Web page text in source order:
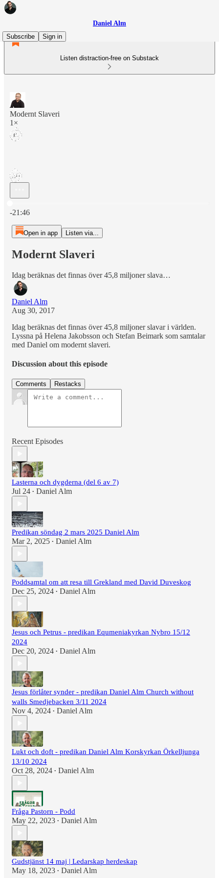
Daniel Alm
Subscribe
Sign in
Listen distraction-free on Substack
Modernt Slaveri
1×
-21:46
Open in app Listen via...
Modernt Slaveri
Idag beräknas det finnas över 45,8 miljoner slava…
Daniel Alm
Aug 30, 2017
Idag beräknas det finnas över 45,8 miljoner slavar i världen.
Lyssna på Helena Jakobsson och Stefan Beimark som samtalar
med Daniel om modernt slaveri.
Discussion about this episode
Comments Restacks
Recent Episodes
Lasterna och dygderna (del 6 av 7)
Jul 24 • Daniel Alm
Predikan söndag 2 mars 2025 Daniel Alm
Mar 2, 2025 • Daniel Alm
Poddsamtal om att resa till Grekland med David Duveskog
Dec 25, 2024 • Daniel Alm
Jesus och Petrus - predikan Equmeniakyrkan Nybro 15/12
2024
Dec 20, 2024 • Daniel Alm
Jesus förlåter synder - predikan Daniel Alm Church without
walls Smedjebacken 3/11 2024
Nov 4, 2024 • Daniel Alm
Lukt och doft - predikan Daniel Alm Korskyrkan Örkelljunga
13/10 2024
Oct 28, 2024 • Daniel Alm
Fråga Pastorn - Podd
May 22, 2023 • Daniel Alm
Gudstjänst 14 maj | Ledarskap herdeskap
May 18, 2023 • Daniel Alm